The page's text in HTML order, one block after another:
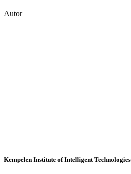
Autor
Kempelen Institute of Intelligent Technologies